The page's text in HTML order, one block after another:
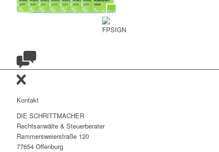
Kontakt
DIE SCHRITTMACHER
Rechtsanwälte & Steuerberater
Rammersweierstraße 120
77654 Offenburg